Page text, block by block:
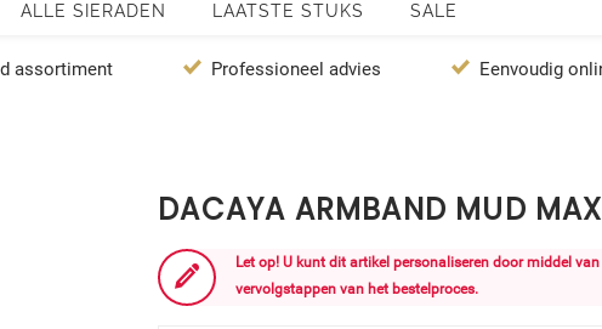
ALLE SIERADEN LAATSTE STUKS SALE
assortiment Professioneel advies Eenvoudig
DACAYA ARMBAND MUD
Let op! U kunt dit artikel personaliseren door middel
vervolgstappen van het bestelproces.